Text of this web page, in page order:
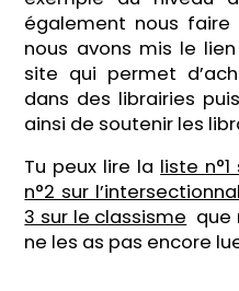
également nous faire
nous avons mis le
site qui permet
dans des librairies
ainsi de soutenir les
Tu peux lire la liste
n°2 sur
3 sur le classisme que
ne les as pas encore